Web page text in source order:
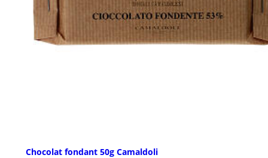
Chocolat fondant 50g Camaldoli